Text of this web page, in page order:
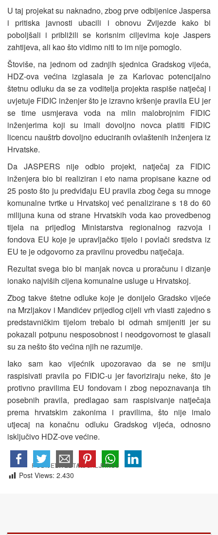
U taj projekat su naknadno, zbog prve odbijenice Jaspersa
i pritiska javnosti ubacili i obnovu Zvijezde kako bi
poboljšali i približili se korisnim ciljevima koje Jaspers
zahtijeva, ali kao što vidimo niti to im nije pomoglo.
Štoviše, na jednom od zadnjih sjednica Gradskog vijeća,
HDZ-ova većina izglasala je za Karlovac potencijalno
štetnu odluku da se za voditelja projekta raspiše natječaj i
uvjetuje FIDIC inženjer što je izravno kršenje pravila EU jer
se time usmjerava voda na mlin malobrojnim FIDIC
inženjerima koji su imali dovoljno novca platiti FIDIC
licencu nauštrb dovoljno educiranih ovlaštenih inženjera iz
Hrvatske.
Da JASPERS nije odbio projekt, natječaj za FIDIC
inženjera bio bi realiziran i eto nama propisane kazne od
25 posto što ju predviđaju EU pravila zbog čega su mnoge
komunalne tvrtke u Hrvatskoj već penalizirane s 18 do 60
milijuna kuna od strane Hrvatskih voda kao provedbenog
tijela na prijedlog Ministarstva regionalnog razvoja i
fondova EU koje je upravljačko tijelo i povlači sredstva iz
EU te je odgovorno za pravilnu provedbu natječaja.
Rezultat svega bio bi manjak novca u proračunu i dizanje
ionako najviših cijena komunalne usluge u Hrvatskoj.
Zbog takve štetne odluke koje je donijelo Gradsko vijeće
na Mrzljakov i Mandićev prijedlog cijeli vrh vlasti zajedno s
predstavničkim tijelom trebalo bi odmah smijeniti jer su
pokazali potpunu nesposobnost i neodgovornost te glasali
su za nešto što većina njih ne razumije.
Iako sam kao vijećnik upozoravao da se ne smiju
raspisivati pravila po FIDIC-u jer favoriziraju neke, što je
protivno pravilima EU fondovam i zbog nepoznavanja tih
posebnih pravila, predlagao sam raspisivanje natječaja
prema hrvatskim zakonima i pravilima, što nije imalo
utjecaj na konačnu odluku Gradskog vijeća, odnosno
isključivo HDZ-ove većine.
Post Views: 2.430